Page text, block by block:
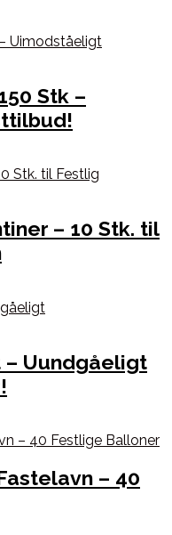
Stk –
– 10 Stk. til
Uundgåeligt
– 40